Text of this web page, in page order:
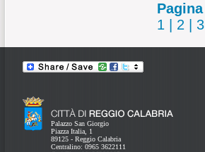
Pagina|
1
2 3
Palazzo San Giorgio
Piazza Italia, 1
89125 - Reggio Calabria
Centralino: 0965 3622111